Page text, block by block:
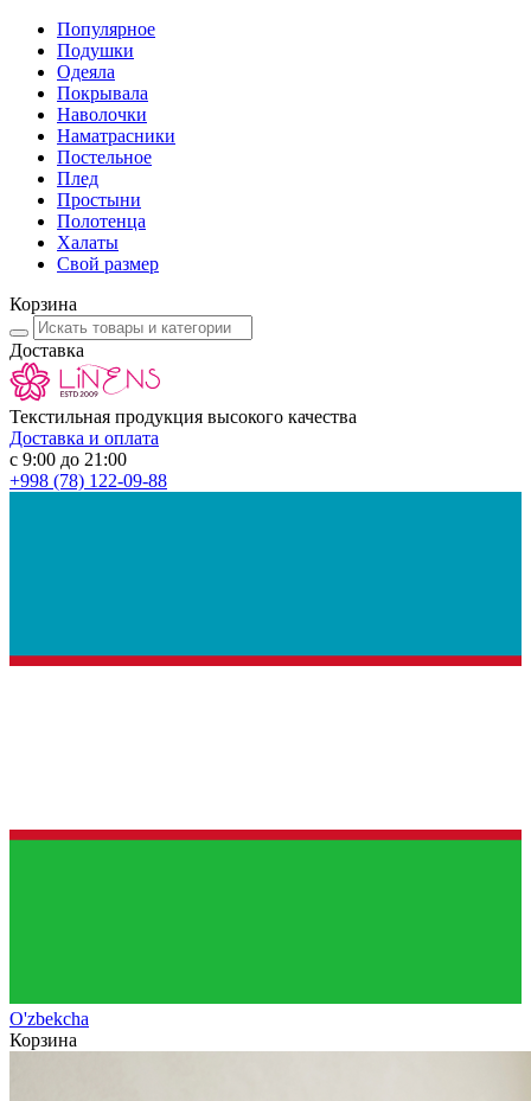
Популярное
Подушки
Одеяла
Покрывала
Наволочки
Наматрасники
Постельное
Плед
Простыни
Полотенца
Халаты
Свой размер
Корзина
Доставка
Текстильная продукция высокого качества
Доставка и оплата
с 9:00 до 21:00
+998 (78) 122-09-88
O'zbekcha
Корзина